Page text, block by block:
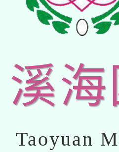
溪
Taoyuan